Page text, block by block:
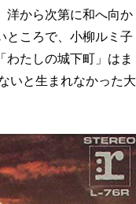
洋から次第に和へ向か
ところで、小柳ルミ子
わたしの城下町」はま
いと生まれなかった大